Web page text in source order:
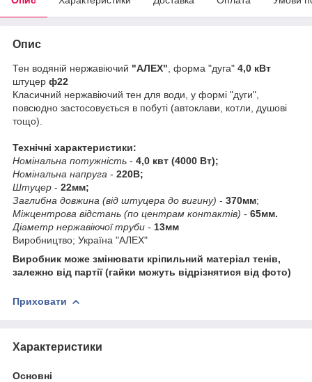
Опис
Тен водяній нержавіючий "АЛЕХ" , форма "дуга" 4,0 кВт
штуцер ф22
Класичний нержавіючий тен для води, у формі "дуги",
повсюдно застосовується в побуті (автоклави, котли, душові
тощо).
Технічні характеристики:
Номінальна потужність - 4,0 квт (4000 Вт);
Номінальна напруга - 220В;
Штуцер - 22мм;
Заглибна довжина (від штуцера до вигину) - 370мм;
Міжцентрова відстань (по центрам контактів) - 65мм.
Діаметр нержавіючої труби - 13мм
Виробництво; Україна "АЛЕХ"
Виробник може змінювати кріпильний матеріал тенів,
залежно від партії (гайки можуть відрізнятися від фото)
Приховати
Характеристики
Основні